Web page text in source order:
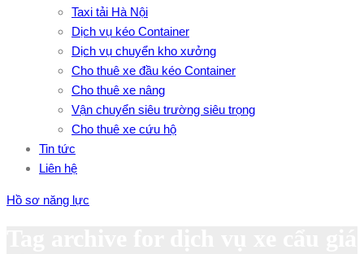
Taxi tải Hà Nội
Dịch vụ kéo Container
Dịch vụ chuyển kho xưởng
Cho thuê xe đầu kéo Container
Cho thuê xe nâng
Vận chuyển siêu trường siêu trọng
Cho thuê xe cứu hộ
Tin tức
Liên hệ
Hồ sơ năng lực